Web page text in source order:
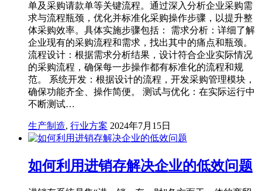
单及采购请款单等关键流程。通过深入分析企业采购需
求与流程瓶颈，优化并标准化采购操作步骤，以提升整
体采购效率。具体实施步骤包括： 需求分析：详细了解
企业现有的采购流程和需求，找出其中的痛点和瓶颈。
流程设计：根据需求分析结果，设计符合企业实际情况
的采购流程，确保每一步操作都有标准化的流程和规
范。 系统开发：根据设计的流程，开发采购管理模块，
确保功能齐全、操作简便。 测试与优化：在实际运行中
不断测试…
生产制造, 行业方案 2024年7月15日
如何利用进销存解决企业的低效问题